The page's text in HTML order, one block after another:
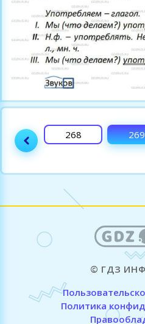
267 268 269
© ГДЗ
Политика